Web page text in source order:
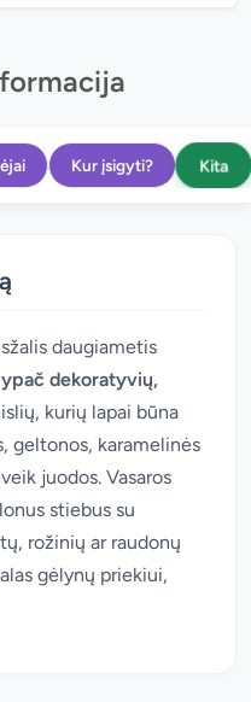
Kur įsigyti? Kita
daugiametis
ypač dekoratyvių,
kurių lapai būna
geltonos, karamelinės
juodos. Vasaros
stiebus su
rožinių ar raudonų
gėlynų priekiui,